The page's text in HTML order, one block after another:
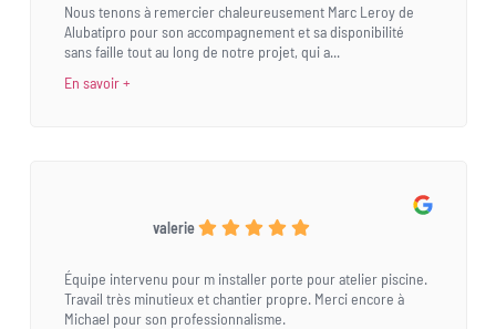
Nous tenons à remercier chaleureusement Marc Leroy de
Alubatipro pour son accompagnement et sa disponibilité
sans faille tout au long de notre projet, qui a...
En savoir +
valerie
Équipe intervenu pour m installer porte pour atelier piscine.
Travail très minutieux et chantier propre. Merci encore à
Michael pour son professionnalisme.